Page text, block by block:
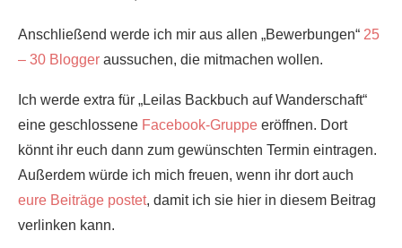
Anschließend werde ich mir aus allen „Bewerbungen“ 25
– 30 Blogger aussuchen, die mitmachen wollen.
Ich werde extra für „Leilas Backbuch auf Wanderschaft“
eine geschlossene Facebook-Gruppe eröffnen. Dort
könnt ihr euch dann zum gewünschten Termin eintragen.
Außerdem würde ich mich freuen, wenn ihr dort auch
eure Beiträge postet, damit ich sie hier in diesem Beitrag
verlinken kann.